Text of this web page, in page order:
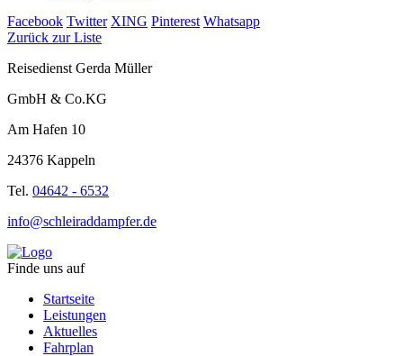
Facebook Twitter XING Pinterest Whatsapp
Zurück zur Liste
Reisedienst Gerda Müller
GmbH & Co.KG
Am Hafen 10
24376 Kappeln
Tel. 04642 - 6532
info@schleiraddampfer.de
Finde uns auf
Startseite
Leistungen
Aktuelles
Fahrplan